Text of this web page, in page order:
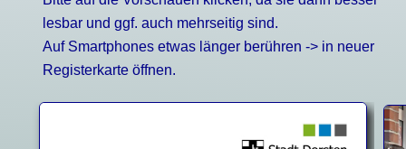
lesbar und ggf. auch mehrseitig sind.
Auf Smartphones etwas länger berühren -> in neuer
Registerkarte öffnen.